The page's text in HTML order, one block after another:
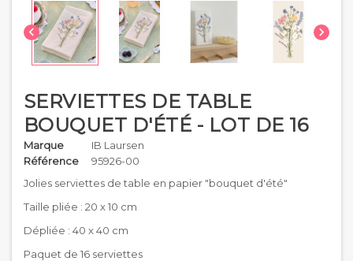
 
SERVIETTES DE TABLE
BOUQUET D'ÉTÉ - LOT DE 16
Marque
IB Laursen
Référence
95926-00
Jolies serviettes de table en papier "bouquet d'été"
Taille pliée : 20 x 10 cm
Dépliée : 40 x 40 cm
Paquet de 16 serviettes